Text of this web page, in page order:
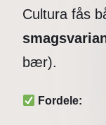
Cultura fås
bær).
Fordele: